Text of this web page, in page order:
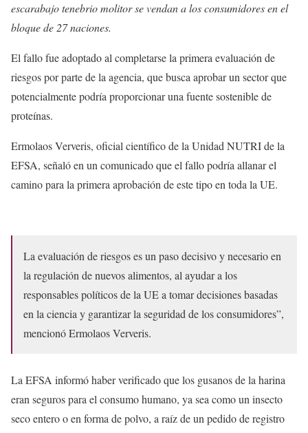
escarabajo tenebrio molitor se vendan a los consumidores en el
bloque de 27 naciones.
El fallo fue adoptado al completarse la primera evaluación de
riesgos por parte de la agencia, que busca aprobar un sector que
potencialmente podría proporcionar una fuente sostenible de
proteínas.
Ermolaos Ververis, oficial científico de la Unidad NUTRI de la
EFSA, señaló en un comunicado que el fallo podría allanar el
camino para la primera aprobación de este tipo en toda la UE.
La evaluación de riesgos es un paso decisivo y necesario en
la regulación de nuevos alimentos, al ayudar a los
responsables políticos de la UE a tomar decisiones basadas
en la ciencia y garantizar la seguridad de los consumidores”,
mencionó Ermolaos Ververis.
La EFSA informó haber verificado que los gusanos de la harina
eran seguros para el consumo humano, ya sea como un insecto
seco entero o en forma de polvo, a raíz de un pedido de registro